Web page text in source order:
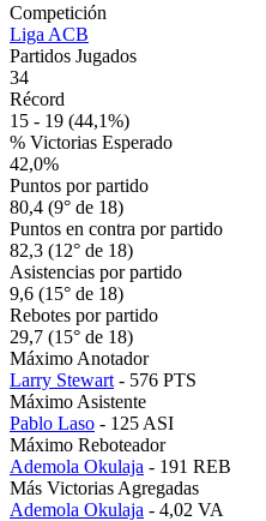
Competición
Liga ACB
Partidos Jugados
34
Récord
15 - 19 (44,1%)
% Victorias Esperado
42,0%
Puntos por partido
80,4 (9° de 18)
Puntos en contra por partido
82,3 (12° de 18)
Asistencias por partido
9,6 (15° de 18)
Rebotes por partido
29,7 (15° de 18)
Máximo Anotador
Larry Stewart - 576 PTS
Máximo Asistente
Pablo Laso - 125 ASI
Máximo Reboteador
Ademola Okulaja - 191 REB
Más Victorias Agregadas
Ademola Okulaja - 4,02 VA